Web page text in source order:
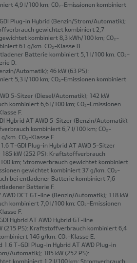
4,9 l/100 km; CO₂-Emissionen kombiniert
Plug-in Hybrid (Benzin/Strom/Automatik);
gewichtet kombiniert 2,7
kombiniert 8,3 kWh/100 km; CO₂-
61 g/km. CO₂-Klasse B.
Batterie kombiniert 5,1 l/100 km. CO₂-
D.
Automatik); 46 kW (63 PS):
5,3 l/100 km; CO₂-Emissionen kombiniert
5-Sitzer (Diesel/Automatik); 142 kW
kombiniert 6,6 l/100 km; CO₂-Emissionen
F.
Hybrid AT AWD 5-Sitzer (Benzin/Automatik);
kombiniert 6,7 l/100 km; CO₂-
km. CO₂-Klasse F.
T-GDI Plug-in Hybrid AT AWD 5-Sitzer
kW (252 PS): Kraftstoffverbrauch
km; Stromverbrauch gewichtet kombiniert
gewichtet kombiniert 37 g/km. CO₂-
bei entladener Batterie kombiniert 7,6
Batterie F.
DCT GT-line (Benzin/Automatik); 118 kW
kombiniert 7,0 l/100 km; CO₂-Emissionen
F.
Hybrid AT AWD Hybrid GT-line
(215 PS): Kraftstoffverbrauch kombiniert 6,4
146 g/km. CO₂-Klasse E.
1.6 T-GDI Plug-in Hybrid AT AWD Plug-in
Automatik); 185 kW (252 PS):
kombiniert 1,2 l/100 km; Stromverbrauch